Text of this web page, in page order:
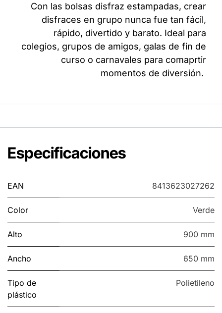
Con las bolsas disfraz estampadas, crear
disfraces en grupo nunca fue tan fácil,
rápido, divertido y barato. Ideal para
colegios, grupos de amigos, galas de fin de
curso o carnavales para comaprtir
momentos de diversión.
Especificaciones
EAN 8413623027262
Color Verde
Alto 900 mm
Ancho 650 mm
Tipo de
plástico
Polietileno